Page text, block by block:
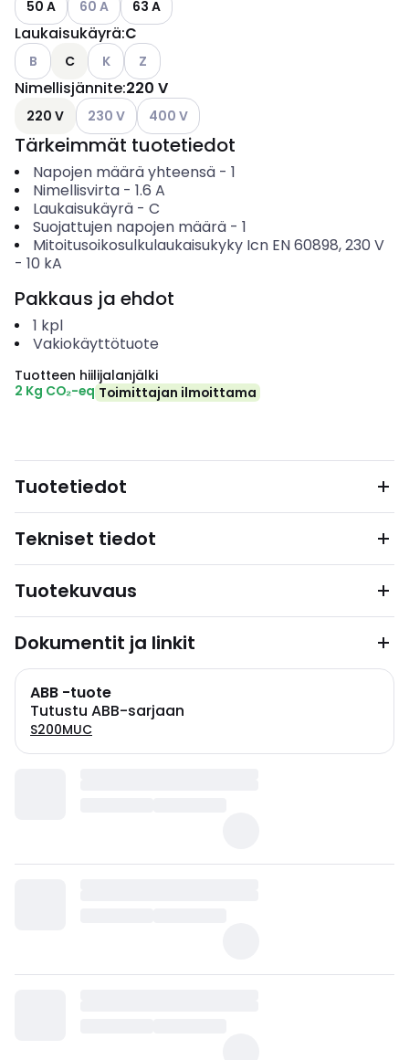
50 A
60 A 63 A
Laukaisukäyrä:C
Katso käytettävissä olevat vaihtoehdot
B C Katso käytettävissä olevat vaihtoehdot
K Katso käytettävissä olevat vaihtoehdot
Z
Nimellisjännite:220 V
220 V Katso käytettävissä olevat vaihtoehdot
230 V Katso käytettävissä olevat vaihtoehdot
400 V
Tärkeimmät tuotetiedot
Napojen määrä yhteensä- 1
Nimellisvirta- 1.6 A
Laukaisukäyrä- C
Suojattujen napojen määrä- 1
Mitoitusoikosulkulaukaisukyky Icn EN 60898, 230 V
- 10 kA
Pakkaus ja ehdot
1 kpl
Vakiokäyttötuote
Tuotteen hiilijalanjälki
2 Kg CO₂-eq Toimittajan ilmoittama
Tuotetiedot
Tekniset tiedot
Tuotekuvaus
Dokumentit ja linkit
ABB -tuote
Tutustu ABB-sarjaan
S200MUC